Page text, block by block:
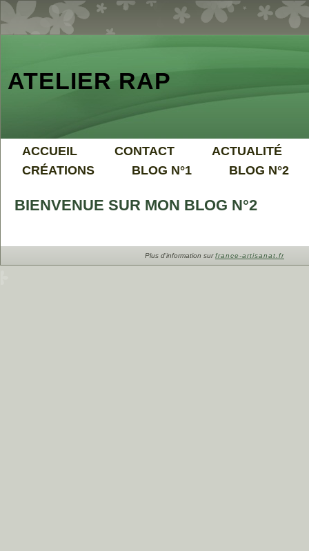
ATELIER RAP
ACCUEIL CONTACT
ACTUALITÉ
CRÉATIONS
BLOG N°1 BLOG N°2
BIENVENUE SUR MON BLOG N°2
Plus d'information surfrance-artisanat.fr